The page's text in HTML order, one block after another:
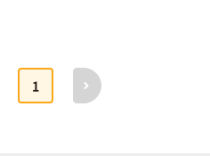
1
次へ